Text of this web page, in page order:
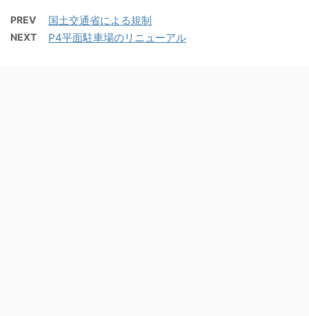
PREV 国土交通省による規制
NEXT P4平面駐車場のリニューアル